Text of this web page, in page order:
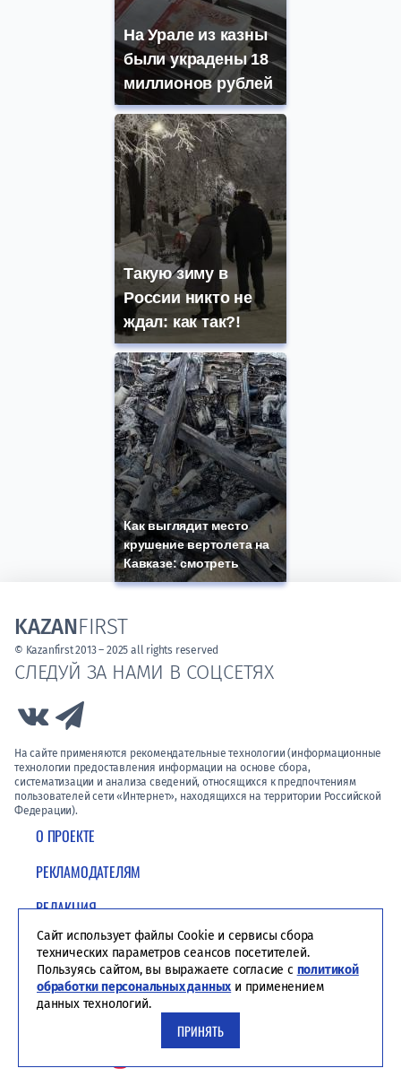
На Урале из казны
были украдены 18
миллионов рублей
Такую зиму в
России никто не
ждал: как так?!
Как выглядит место
крушение вертолета на
Кавказе: смотреть
О ПРОЕКТЕ
РЕКЛАМОДАТЕЛЯМ
РЕДАКЦИЯ
ПОЛИТИКА КОНФИДЕНЦИАЛЬНОСТИ
СЛЕДУЙ ЗА НАМИ В СОЦСЕТЯХ
Link to Vk
На сайте применяются рекомендательные технологии (информационные
технологии предоставления информации на основе сбора,
систематизации и анализа сведений, относящихся к предпочтениям
пользователей сети «Интернет», находящихся на территории Российской
Федерации).
KAZANFIRST
© Kazanfirst 2013 – 2025 all rights reserved
Сайт использует файлы Cookie и сервисы сбора
технических параметров сеансов посетителей.
Пользуясь сайтом, вы выражаете согласие с политикой
обработки персональных данных и применением
данных технологий.
ПРИНЯТЬ